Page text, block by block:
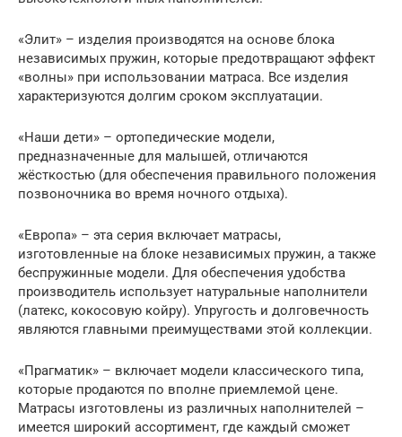
«Элит» – изделия производятся на основе блока
независимых пружин, которые предотвращают эффект
«волны» при использовании матраса. Все изделия
характеризуются долгим сроком эксплуатации.
«Наши дети» – ортопедические модели,
предназначенные для малышей, отличаются
жёсткостью (для обеспечения правильного положения
позвоночника во время ночного отдыха).
«Европа» – эта серия включает матрасы,
изготовленные на блоке независимых пружин, а также
беспружинные модели. Для обеспечения удобства
производитель использует натуральные наполнители
(латекс, кокосовую койру). Упругость и долговечность
являются главными преимуществами этой коллекции.
«Прагматик» – включает модели классического типа,
которые продаются по вполне приемлемой цене.
Матрасы изготовлены из различных наполнителей –
имеется широкий ассортимент, где каждый сможет